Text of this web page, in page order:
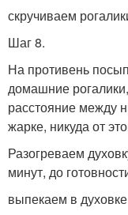
скручиваем
Шаг 8.
На противень
домашние
расстояние между
жарке, никуда от
Разогреваем
минут, до
выпекаем в духовке